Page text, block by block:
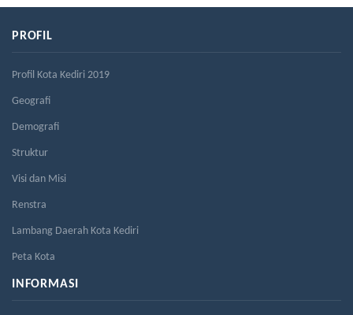
PROFIL
Profil Kota Kediri 2019
Geografi
Demografi
Struktur
Visi dan Misi
Renstra
Lambang Daerah Kota Kediri
Peta Kota
INFORMASI